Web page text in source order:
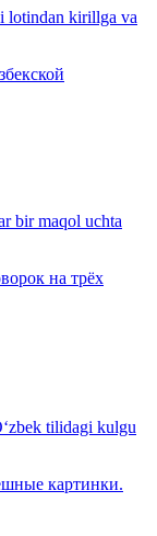
lotindan kirillga va
bir maqol uchta
на трёх
tilidagi kulgu
картинки.